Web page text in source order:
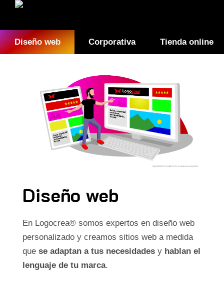
Diseño web Corporativa Tienda online
Diseño web
En Logocrea® somos expertos en diseño web
personalizado y creamos sitios web a medida
que se adaptan a tus necesidadesy hablan el
lenguaje de tu marca.